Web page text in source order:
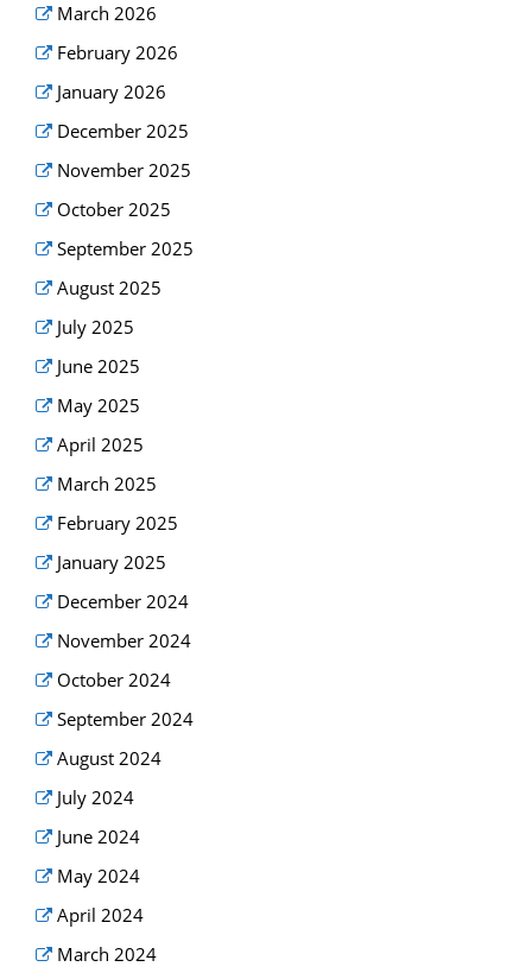
March 2026
February 2026
January 2026
December 2025
November 2025
October 2025
September 2025
August 2025
July 2025
June 2025
May 2025
April 2025
March 2025
February 2025
January 2025
December 2024
November 2024
October 2024
September 2024
August 2024
July 2024
June 2024
May 2024
April 2024
March 2024